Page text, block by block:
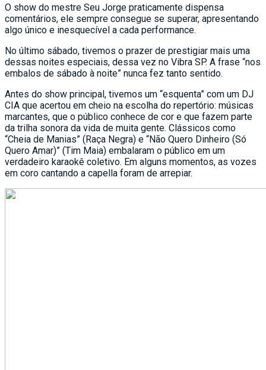
O show do mestre Seu Jorge praticamente dispensa
comentários, ele sempre consegue se superar, apresentando
algo único e inesquecível a cada performance.
No último sábado, tivemos o prazer de prestigiar mais uma
dessas noites especiais, dessa vez no Vibra SP. A frase “nos
embalos de sábado à noite” nunca fez tanto sentido.
Antes do show principal, tivemos um “esquenta” com um DJ
CIA que acertou em cheio na escolha do repertório: músicas
marcantes, que o público conhece de cor e que fazem parte
da trilha sonora da vida de muita gente. Clássicos como
“Cheia de Manias” (Raça Negra) e “Não Quero Dinheiro (Só
Quero Amar)” (Tim Maia) embalaram o público em um
verdadeiro karaokê coletivo. Em alguns momentos, as vozes
em coro cantando a capella foram de arrepiar.